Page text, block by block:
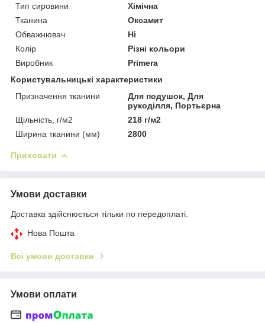
Тип сировини
Хімічна
Тканина
Оксамит
Обважнювач
Ні
Колір
Різні кольори
Виробник
Primera
Користувальницькі характеристики
Призначення тканини
Для подушок, Для
рукоділля, Портьєрна
Щільність, г/м2
218 г/м2
Ширина тканини (мм)
2800
Приховати
Умови доставки
Доставка здійснюється тільки по передоплаті.
Нова Пошта
Всі умови доставки
Умови оплати